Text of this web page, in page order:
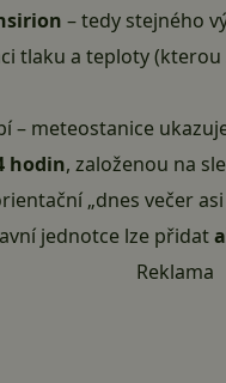
– tedy stejného
tlaku a teploty
– meteostanice
hodin, založenou na
„dnes večer
jednotce lze přidat
Reklama